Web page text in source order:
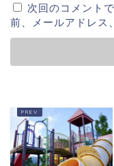
次回のコメント
前、メールアドレス